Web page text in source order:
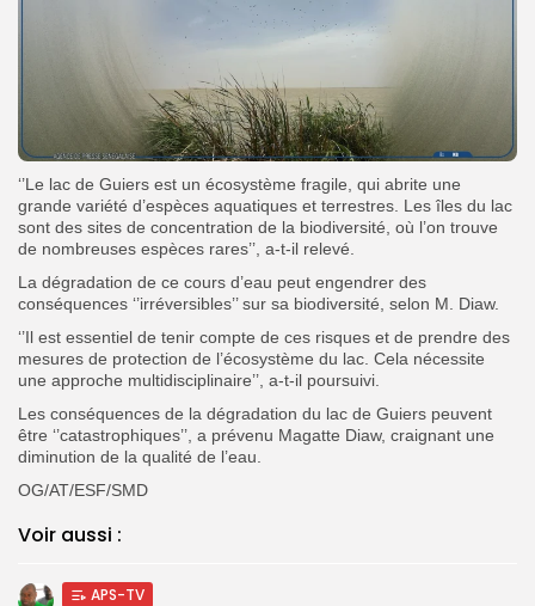
‘’Le lac de Guiers est un écosystème fragile, qui abrite une
grande variété d’espèces aquatiques et terrestres. Les îles du lac
sont des sites de concentration de la biodiversité, où l’on trouve
de nombreuses espèces rares’’, a-t-il relevé.
La dégradation de ce cours d’eau peut engendrer des
conséquences ‘’irréversibles’’ sur sa biodiversité, selon M. Diaw.
‘’Il est essentiel de tenir compte de ces risques et de prendre des
mesures de protection de l’écosystème du lac. Cela nécessite
une approche multidisciplinaire’’, a-t-il poursuivi.
Les conséquences de la dégradation du lac de Guiers peuvent
être ‘’catastrophiques’’, a prévenu Magatte Diaw, craignant une
diminution de la qualité de l’eau.
OG/AT/ESF/SMD
Voir aussi :
APS-TV